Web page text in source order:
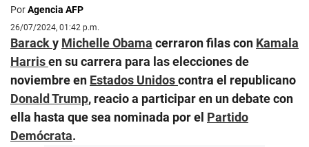
PorAgencia AFP
26/07/2024, 01:42 p.m.
Baracky Michelle Obama cerraron filas con Kamala
Harrisen su carrera para las elecciones de
noviembre en Estados Unidoscontra el republicano
Donald Trump, reacio a participar en un debate con
ella hasta que sea nominada por el Partido
Demócrata.